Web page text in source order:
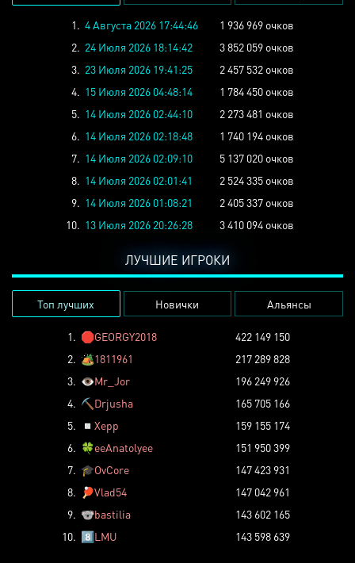
1. 4 Августа 2026 17:44:46
1 936 969 очков
2. 24 Июля 2026 18:14:42
3 852 059 очков
3. 23 Июля 2026 19:41:25
2 457 532 очков
4. 15 Июля 2026 04:48:14
1 784 450 очков
5. 14 Июля 2026 02:44:10
2 273 481 очков
6. 14 Июля 2026 02:18:48
1 740 194 очков
7. 14 Июля 2026 02:09:10
5 137 020 очков
8. 14 Июля 2026 02:01:41
2 524 335 очков
9. 14 Июля 2026 01:08:21
2 405 337 очков
10. 13 Июля 2026 20:26:28 3 410 094 очков
ЛУЧШИЕ ИГРОКИ
Топ лучших Новички Альянсы
1. 🛑GEORGY2018
422 149 150
2. 🏕️1811961
217 289 828
3. 👁️Mr_Jor
196 249 926
4. ⛏️ Drjusha
165 705 166
5.
◽ Xepp
159 155 174
6. 🍀eeAnatolyee
151 950 399
7. 🎓OvCore
147 423 931
8.
🏓Vlad54
147 042 961
9. 🐨bastilia
143 602 165
10. 8️⃣LMU 143 598 639